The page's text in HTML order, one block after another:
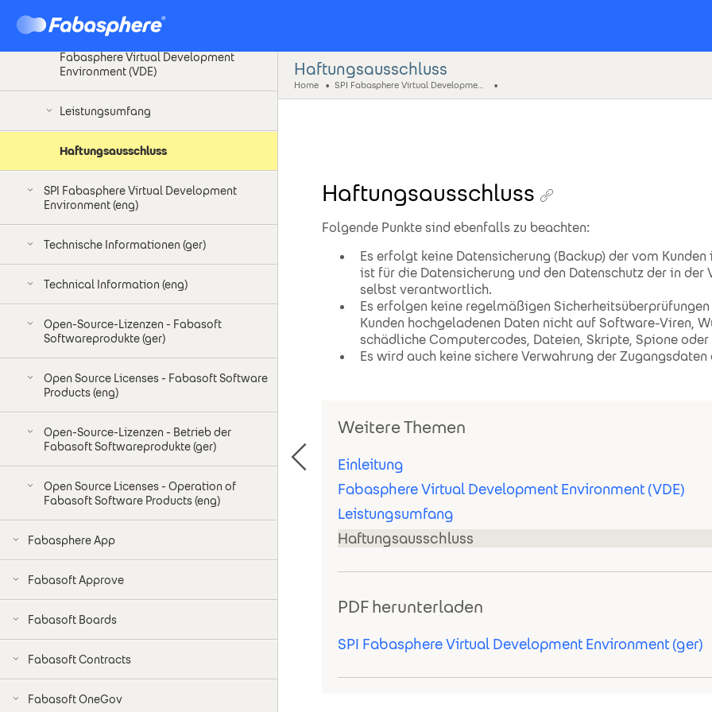
Einleitung
Fabasphere Virtual Development
Environment (VDE)
Leistungsumfang
Haftungsausschluss
SPI Fabasphere Virtual Development
Environment (eng)
Technische Informationen (ger)
Technical Information (eng)
Open-Source-Lizenzen - Fabasoft
Softwareprodukte (ger)
Open Source Licenses - Fabasoft Software
Products (eng)
Open-Source-Lizenzen - Betrieb der
Fabasoft Softwareprodukte (ger)
Open Source Licenses - Operation of
Fabasoft Software Products (eng)
Fabasphere App
Fabasoft Approve
Fabasoft Boards
Fabasoft Contracts
Fabasoft OneGov
Haftungsausschluss
Home
Haftungsausschluss
Folgende Punkte sind ebenfalls zu beachten:
Es erfolgt keine Datensicherung (Backup) der vom
ist für die Datensicherung und den Datenschutz der in
selbst verantwortlich.
Es erfolgen keine regelmäßigen
Kunden hochgeladenen Daten nicht auf Software-Viren,
schädliche Computercodes, Dateien, Skripte, Spione
Es wird auch keine sichere Verwahrung der
Weitere Themen
Einleitung
Fabasphere Virtual Development Environment (VDE)
Leistungsumfang
Haftungsausschluss
PDF herunterladen
SPI Fabasphere Virtual Development Environment (ger)